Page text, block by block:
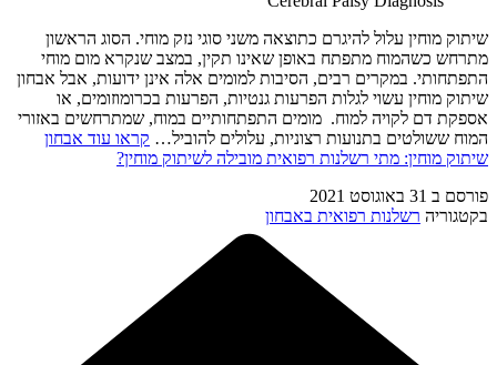
שיתוק מוחין עלול להיגרם כתוצאה משני סוגי נזק מוחי. הסוג הראשון
מתרחש כשהמוח מתפתח באופן שאינו תקין, במצב שנקרא מום מוחי
התפתחותי. במקרים רבים, הסיבות למומים אלה אינן ידועות, אבל אבחון
שיתוק מוחין עשוי לגלות הפרעות גנטיות, הפרעות בכרומוזומים, או
אספקת דם לקויה למוח. מומים התפתחותיים במוח, שמתרחשים באזורי
המוח ששולטים בתנועות רצוניות, עלולים להוביל… קראו עוד אבחון
שיתוק מוחין: מתי רשלנות רפואית מובילה לשיתוק מוחין?
פורסם ב 31 באוגוסט 2021
בקטגוריה רשלנות רפואית באבחון